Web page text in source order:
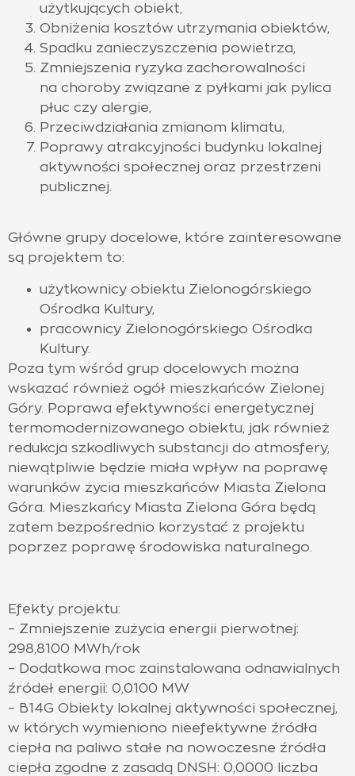
użytkujących obiekt,
Obniżenia kosztów utrzymania obiektów,
Spadku zanieczyszczenia powietrza,
Zmniejszenia ryzyka zachorowalności
na choroby związane z pyłkami jak pylica
płuc czy alergie,
Przeciwdziałania zmianom klimatu,
Poprawy atrakcyjności budynku lokalnej
aktywności społecznej oraz przestrzeni
publicznej.
Główne grupy docelowe, które zainteresowane
są projektem to:
użytkownicy obiektu Zielonogórskiego
Ośrodka Kultury,
pracownicy Zielonogórskiego Ośrodka
Kultury.
Poza tym wśród grup docelowych można
wskazać również ogół mieszkańców Zielonej
Góry. Poprawa efektywności energetycznej
termomodernizowanego obiektu, jak również
redukcja szkodliwych substancji do atmosfery,
niewątpliwie będzie miała wpływ na poprawę
warunków życia mieszkańców Miasta Zielona
Góra. Mieszkańcy Miasta Zielona Góra będą
zatem bezpośrednio korzystać z projektu
poprzez poprawę środowiska naturalnego.
Efekty projektu:
– Zmniejszenie zużycia energii pierwotnej:
298,8100 MWh/rok
– Dodatkowa moc zainstalowana odnawialnych
źródeł energii: 0,0100 MW
– B14G Obiekty lokalnej aktywności społecznej,
w których wymieniono nieefektywne źródła
ciepła na paliwo stałe na nowoczesne źródła
ciepła zgodne z zasadą DNSH: 0,0000 liczba